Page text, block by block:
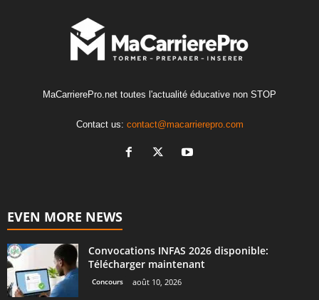
MaCarrierePro.net toutes l'actualité éducative non STOP
Contact us: contact@macarrierepro.com
EVEN MORE NEWS
Convocations INFAS 2026 disponible:
Télécharger maintenant
Concours août 10, 2026